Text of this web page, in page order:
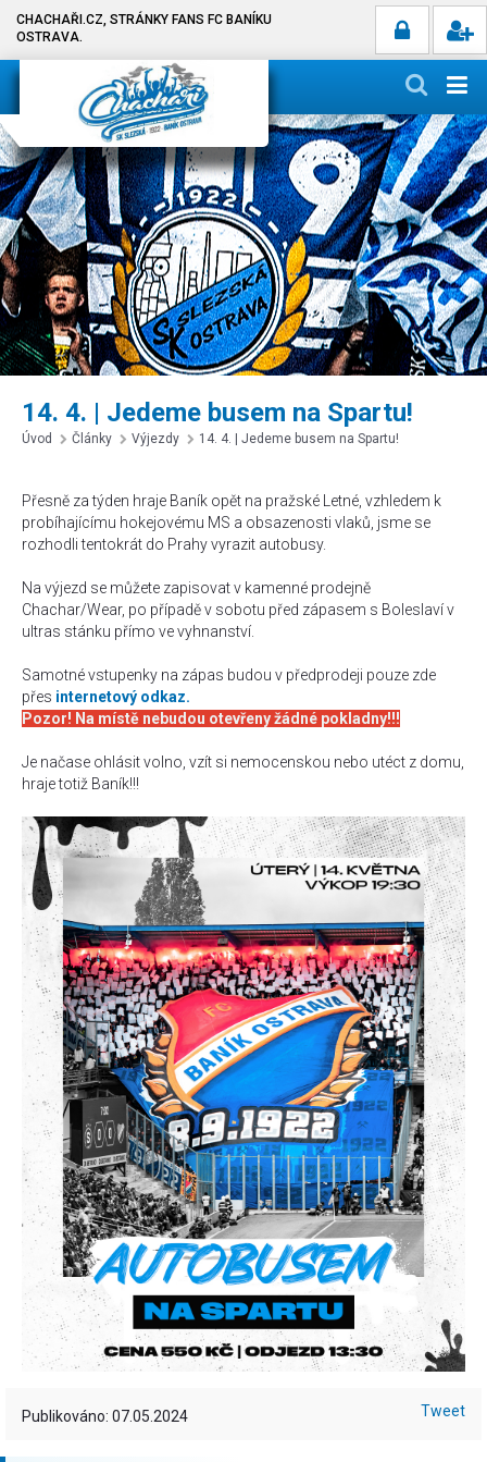
CHACHAŘI.CZ, STRÁNKY FANS FC BANÍKU
OSTRAVA.
14. 4. | Jedeme busem na Spartu!
Úvod Články Výjezdy 14. 4. | Jedeme busem na Spartu!
Přesně za týden hraje Baník opět na pražské Letné, vzhledem k
probíhajícímu hokejovému MS a obsazenosti vlaků, jsme se
rozhodli tentokrát do Prahy vyrazit autobusy.
Na výjezd se můžete zapisovat v kamenné prodejně
Chachar/Wear, po případě v sobotu před zápasem s Boleslaví v
ultras stánku přímo ve vyhnanství.
Samotné vstupenky na zápas budou v předprodeji pouze zde
přes internetový odkaz.
Pozor! Na místě nebudou otevřeny žádné pokladny!!!
Je načase ohlásit volno, vzít si nemocenskou nebo utéct z domu,
hraje totiž Baník!!!
Publikováno: 07.05.2024 Tweet